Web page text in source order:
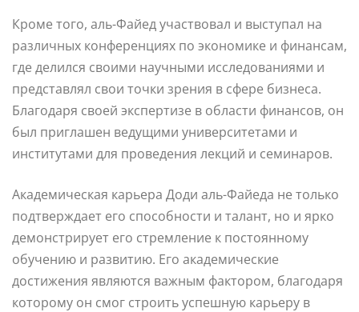
Кроме того, аль-Файед участвовал и выступал на
различных конференциях по экономике и финансам,
где делился своими научными исследованиями и
представлял свои точки зрения в сфере бизнеса.
Благодаря своей экспертизе в области финансов, он
был приглашен ведущими университетами и
институтами для проведения лекций и семинаров.
Академическая карьера Доди аль-Файеда не только
подтверждает его способности и талант, но и ярко
демонстрирует его стремление к постоянному
обучению и развитию. Его академические
достижения являются важным фактором, благодаря
которому он смог строить успешную карьеру в